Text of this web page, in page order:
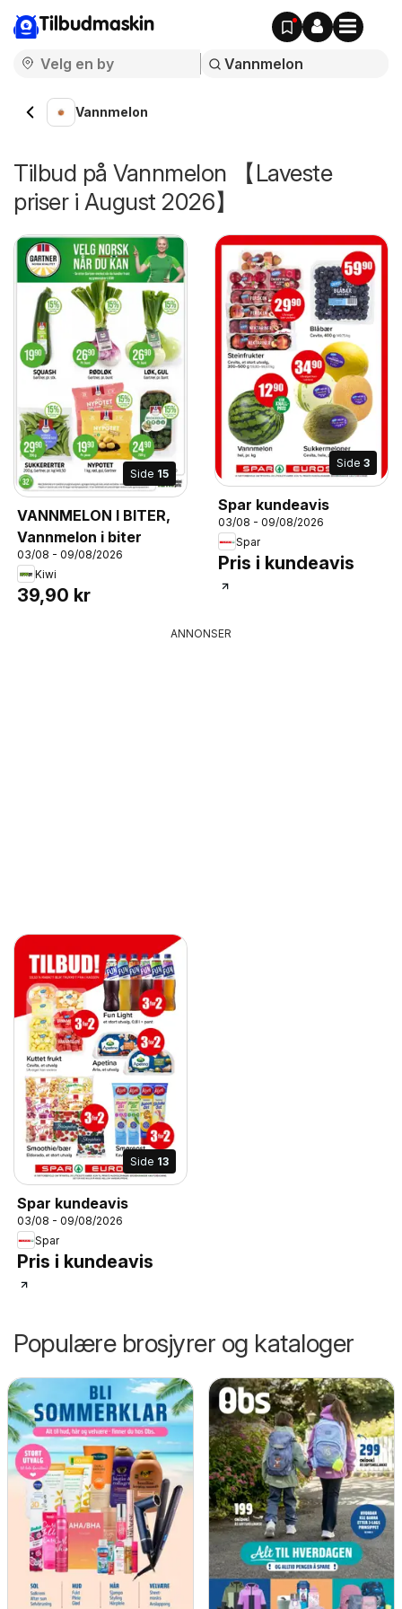
Tilbudmaskin
Vannmelon
Tilbud på Vannmelon 【Laveste
priser i August 2026】
Side 15
VANNMELON I BITER,
Vannmelon i biter
03/08 - 09/08/2026
Kiwi
39,90 kr
Side 3
Spar kundeavis
03/08 - 09/08/2026
Spar
Pris i kundeavis
ANNONSER
Side 13
Spar kundeavis
03/08 - 09/08/2026
Spar
Pris i kundeavis
Populære brosjyrer og kataloger